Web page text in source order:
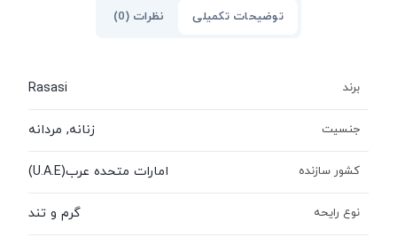
توضیحات تکمیلی نظرات (0)
برند Rasasi
جنسیت زنانه, مردانه
کشور سازنده امارات متحده عرب(U.A.E)
نوع رایحه گرم و تند